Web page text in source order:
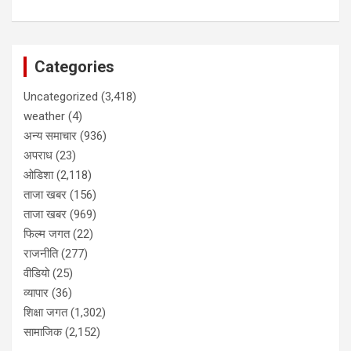
Categories
Uncategorized (3,418)
weather (4)
अन्य समाचार (936)
अपराध (23)
ओडिशा(2,118)
ताजा खबर (156)
ताजा खबर (969)
फिल्म जगत(22)
राजनीति(277)
वीडियो(25)
व्यापार (36)
शिक्षा जगत(1,302)
सामाजिक(2,152)